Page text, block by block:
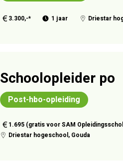
3.300,-* 1 jaar Driestar
Schoolopleider po
Post-hbo-opleiding
1.695 (gratis voor SAM
Driestar hogeschool, Gouda